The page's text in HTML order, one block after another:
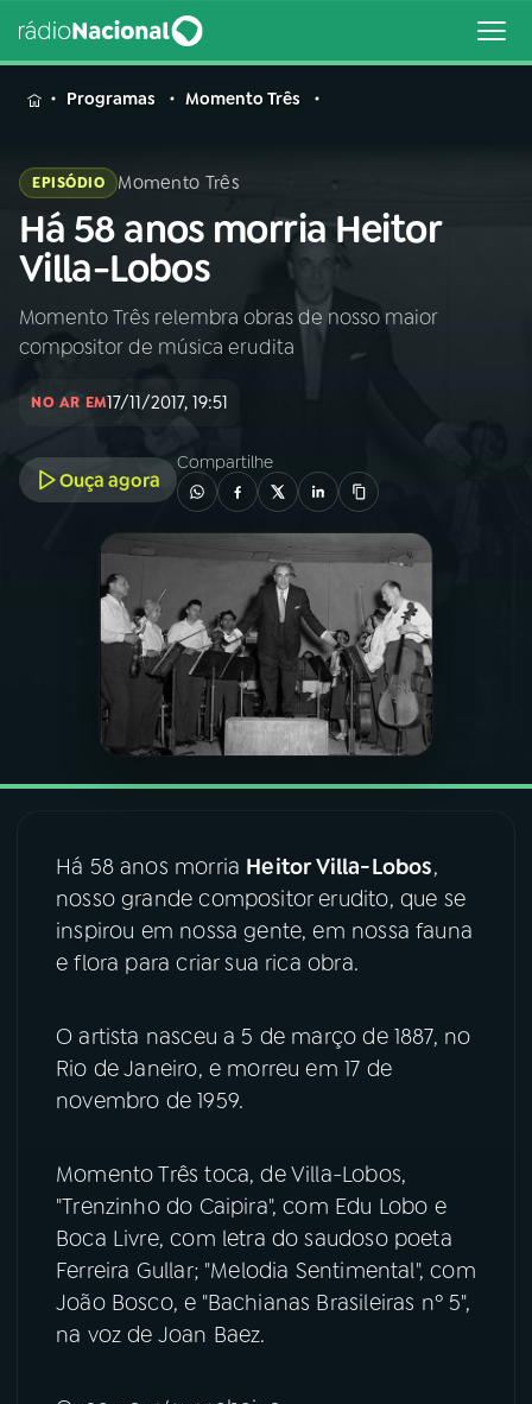
MENU
Buscar
na
Rádio
Nacional
AO VIVO
PROGRAMAÇÃO
PROGRAMAS
PODCASTS
07ÚLTIMAS
FESTIVAL DE MÚSICA
ACOMPANHE A RÁDIO NACIONAL
YouTube
Instagram X
TikTok
Programas Momento Três
EPISÓDIO Momento Três
Há 58 anos morria Heitor
Villa-Lobos
Momento Três relembra obras de nosso maior
compositor de música erudita
NO AR EM17/11/2017, 19:51
Ouça agora
Compartilhe
Há 58 anos morria Heitor Villa-Lobos,
nosso grande compositor erudito, que se
inspirou em nossa gente, em nossa fauna
e flora para criar sua rica obra.
O artista nasceu a 5 de março de 1887, no
Rio de Janeiro, e morreu em 17 de
novembro de 1959.
Momento Três toca, de Villa-Lobos,
"Trenzinho do Caipira", com Edu Lobo e
Boca Livre, com letra do saudoso poeta
Ferreira Gullar; "Melodia Sentimental", com
João Bosco, e "Bachianas Brasileiras nº 5",
na voz de Joan Baez.